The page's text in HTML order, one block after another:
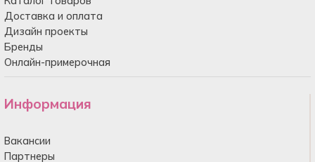
Доставка и оплата
Дизайн проекты
Бренды
Онлайн-примерочная
Информация
Вакансии
Партнеры